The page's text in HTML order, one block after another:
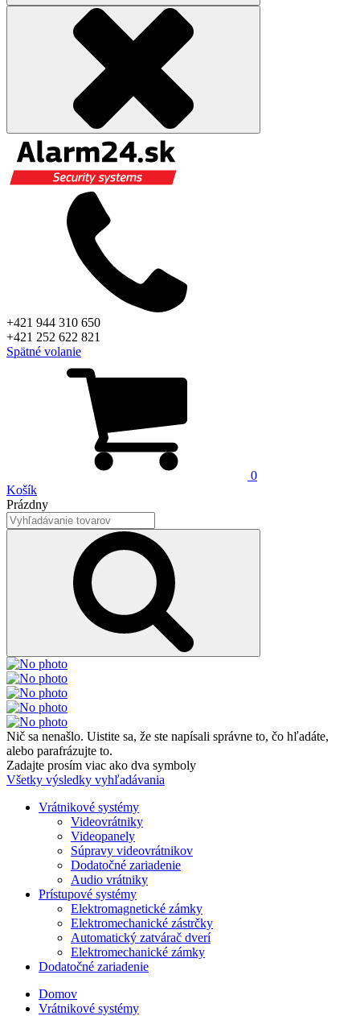
+421 944 310 650
+421 252 622 821
Spätné volanie
0
Košík
Prázdny
Nič sa nenašlo. Uistite sa, že ste napísali správne to, čo hľadáte,
alebo parafrázujte to.
Zadajte prosím viac ako dva symboly
Všetky výsledky vyhľadávania
Vrátnikové systémy
Videovrátniky
Videopanely
Súpravy videovrátnikov
Dodatočné zariadenie
Audio vrátniky
Prístupové systémy
Elektromagnetické zámky
Elektromechanické zástrčky
Automatický zatvárač dverí
Elektromechanické zámky
Dodatočné zariadenie
Domov
Vrátnikové systémy